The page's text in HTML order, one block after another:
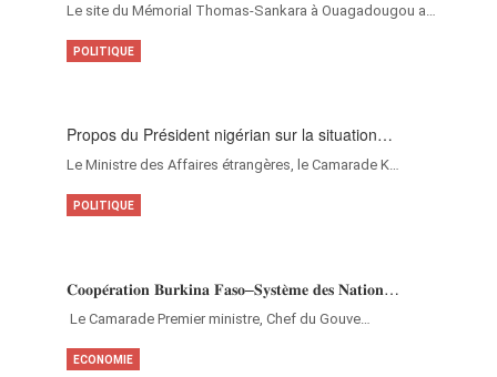
Le site du Mémorial Thomas-Sankara à Ouagadougou a…
Propos du Président nigérian sur la situation…
Le Ministre des Affaires étrangères, le Camarade K…
POLITIQUE
𝐂𝐨𝐨𝐩𝐞́𝐫𝐚𝐭𝐢𝐨𝐧 𝐁𝐮𝐫𝐤𝐢𝐧𝐚 𝐅𝐚𝐬𝐨–𝐒𝐲𝐬𝐭𝐞̀𝐦𝐞 𝐝𝐞𝐬 𝐍𝐚𝐭𝐢𝐨𝐧…
‎Le Camarade Premier ministre, Chef du Gouve…
POLITIQUE
ECONOMIE